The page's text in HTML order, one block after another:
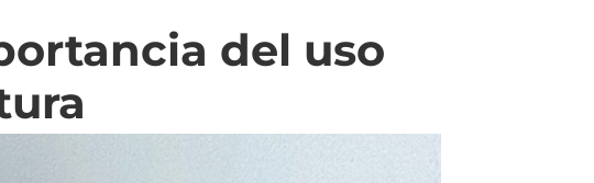
del uso